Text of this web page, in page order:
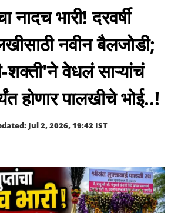
नादच भारी! दरवर्षी
नवीन बैलजोडी;
शक्ती'ने वेधलं साऱ्यांचं
होणार पालखीचे भोई..!
Jul 2, 2026, 19:42 IST